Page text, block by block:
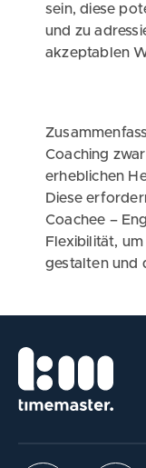
sein, diese
und zu
akzeptablen
Coaching
erheblichen
Diese
Coachee –
Flexibilität,
gestalten und